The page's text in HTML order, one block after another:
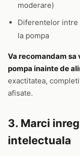
moderare)
Diferentelor
la pompa
Va recomandam
pompa inainte de
exactitatea,
afisate.
3. Marci
intelectuala